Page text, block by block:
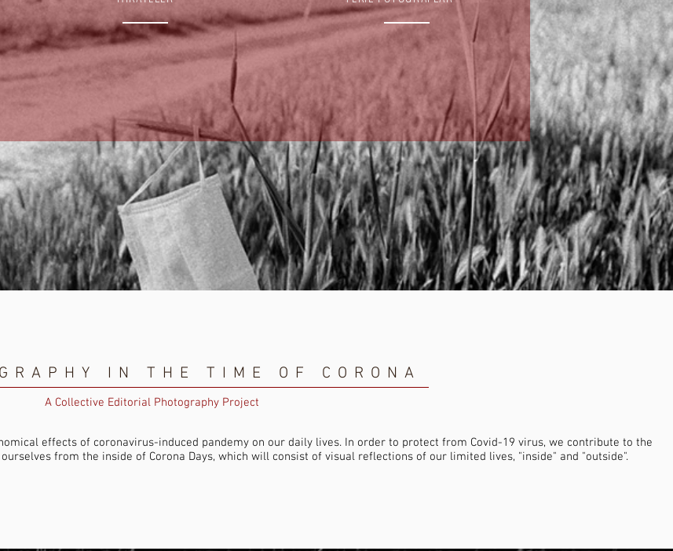
IN THE TIME OF CORONA
A Collective Editorial Photography Project
effects of coronavirus-induced pandemy on our daily lives. In order to protect from Covid-19 virus, we contribute to the
from the inside of Corona Days, which will consist of visual reflections of our limited lives, "inside" and "outside".